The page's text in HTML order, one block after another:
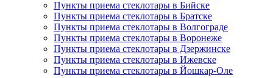
Пункты приема стеклотары в Бийске
Пункты приема стеклотары в Братске
Пункты приема стеклотары в Волгограде
Пункты приема стеклотары в Воронеже
Пункты приема стеклотары в Дзержинске
Пункты приема стеклотары в Ижевске
Пункты приема стеклотары в Йошкар-Оле